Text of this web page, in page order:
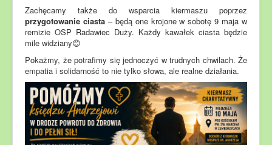
Zachęcamy także do wsparcia kiermaszu poprzez
przygotowanie ciasta– będą one krojone w sobotę 9 maja w
remizie OSP Radawiec Duży. Każdy kawałek ciasta będzie
mile widziany😊
Pokażmy, że potrafimy się jednoczyć w trudnych chwilach. Że
empatia i solidarność to nie tylko słowa, ale realne działania.